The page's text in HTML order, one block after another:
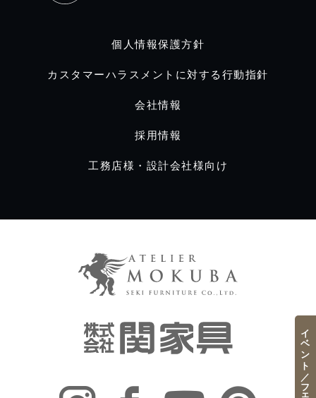
個人情報保護方針
カスタマーハラスメントに対する行動指針
会社情報
採用情報
工務店様・設計会社様向け
イベント／フェア